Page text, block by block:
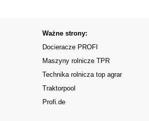
Ważne strony:
Docieracze PROFI
Maszyny rolnicze TPR
Technika rolnicza top agrar
Traktorpool
Profi.de